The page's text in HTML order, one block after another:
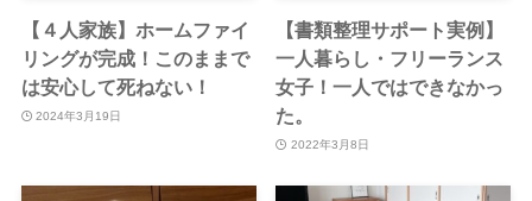
【４人家族】ホームファイ
リングが完成！このままで
は安心して死ねない！
2024年3月19日
【書類整理サポート実例】
一人暮らし・フリーランス
女子！一人ではできなかっ
た。
2022年3月8日